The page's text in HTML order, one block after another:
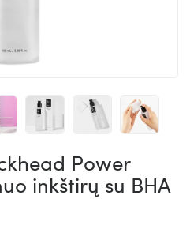
Power
inkštirų su BHA